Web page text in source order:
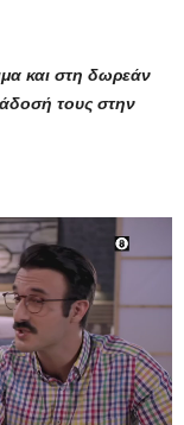
και στη δωρεάν
τους στην